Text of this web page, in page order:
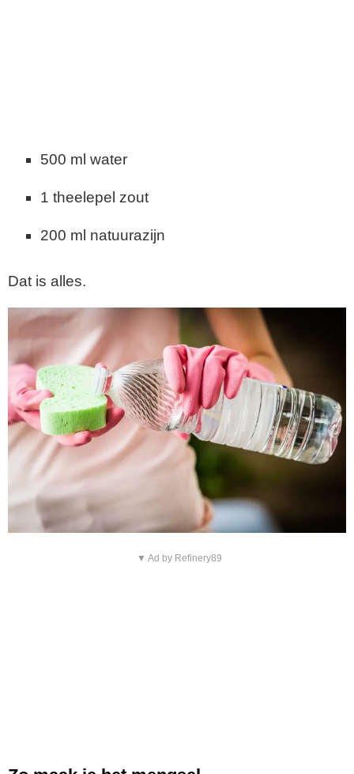
500 ml water
1 theelepel zout
200 ml natuurazijn
Dat is alles.
▼ Ad by Refinery89